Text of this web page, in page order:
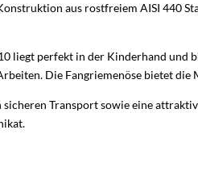
aus rostfreiem AISI 440
perfekt in der Kinderhand und
Die Fangriemenöse bietet die
Transport sowie eine